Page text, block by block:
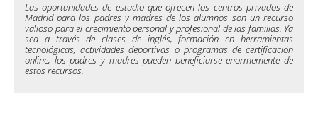
Las oportunidades de estudio que ofrecen los centros privados de
Madrid para los padres y madres de los alumnos son un recurso
valioso para el crecimiento personal y profesional de las familias. Ya
sea a través de clases de inglés, formación en herramientas
tecnológicas, actividades deportivas o programas de certificación
online, los padres y madres pueden beneficiarse enormemente de
estos recursos.